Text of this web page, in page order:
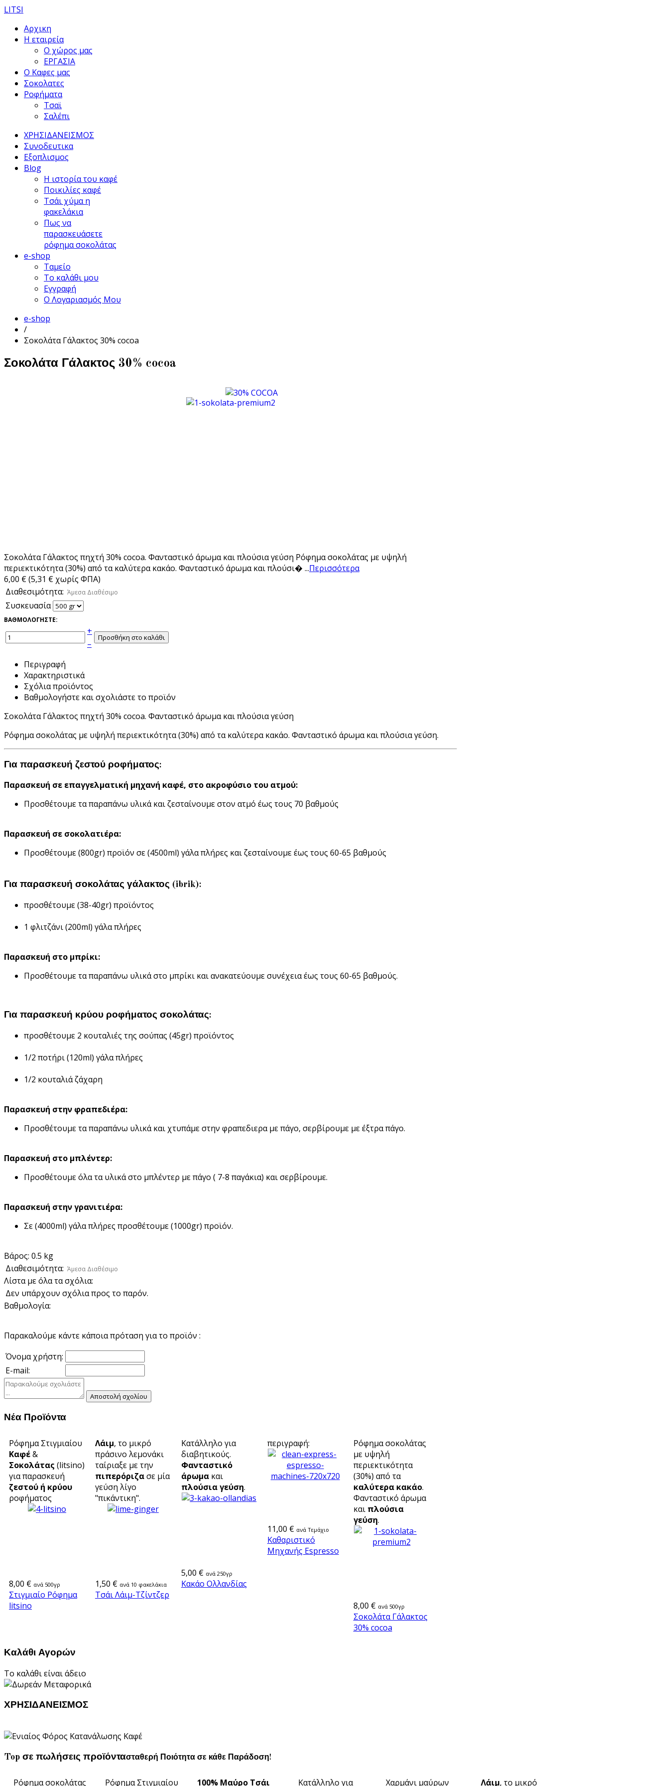
LITSI
Αρχικη
Η εταιρεία
Ο χώρος μας
ΕΡΓΑΣΙΑ
Ο Καφες μας
Σοκολατες
Ροφήματα
Τσαϊ
Σαλέπι
ΧΡΗΣΙΔΑΝΕΙΣΜΟΣ
Συνοδευτικα
Εξοπλισμος
Blog
Η ιστορία του καφέ
Ποικιλίες καφέ
Τσάι χύμα η
φακελάκια
Πως να
παρασκευάσετε
ρόφημα σοκολάτας
e-shop
Ταμείο
Το καλάθι μου
Εγγραφή
Ο Λογαριασμός Μου
e-shop
/
Σοκολάτα Γάλακτος 30% cocoa
Σοκολάτα Γάλακτος 30% cocoa
Σοκολάτα Γάλακτος πηχτή 30% cocoa. Φανταστικό άρωμα και πλούσια γεύση Ρόφημα σοκολάτας με υψηλή
περιεκτικότητα (30%) από τα καλύτερα κακάο. Φανταστικό άρωμα και πλούσι� ...Περισσότερα
6,00 € (5,31 € χωρίς ΦΠΑ)
Διαθεσιμότητα: Άμεσα Διαθέσιμο
Συσκευασία
ΒΑΘΜΟΛΟΓΗΣΤΕ:
+
–
Περιγραφή
Χαρακτηριστικά
Σχόλια προϊόντος
Βαθμολογήστε και σχολιάστε το προϊόν
Σοκολάτα Γάλακτος πηχτή 30% cocoa. Φανταστικό άρωμα και πλούσια γεύση
Ρόφημα σοκολάτας με υψηλή περιεκτικότητα (30%) από τα καλύτερα κακάο. Φανταστικό άρωμα και πλούσια γεύση.
Για παρασκευή ζεστού ροφήματος:
Παρασκευή σε επαγγελματική μηχανή καφέ, στο ακροφύσιο του ατμού:
Προσθέτουμε τα παραπάνω υλικά και ζεσταίνουμε στον ατμό έως τους 70 βαθμούς
Παρασκευή σε σοκολατιέρα:
Προσθέτουμε (800gr) προϊόν σε (4500ml) γάλα πλήρες και ζεσταίνουμε έως τους 60-65 βαθμούς
Για παρασκευή σοκολάτας γάλακτος (ibrik):
προσθέτουμε (38-40gr) προϊόντος
1 φλιτζάνι (200ml) γάλα πλήρες
Παρασκευή στο μπρίκι:
Προσθέτουμε τα παραπάνω υλικά στο μπρίκι και ανακατεύουμε συνέχεια έως τους 60-65 βαθμούς.
Για παρασκευή κρύου ροφήματος σοκολάτας:
προσθέτουμε 2 κουταλιές της σούπας (45gr) προϊόντος
1/2 ποτήρι (120ml) γάλα πλήρες
1/2 κουταλιά ζάχαρη
Παρασκευή στην φραπεδιέρα:
Προσθέτουμε τα παραπάνω υλικά και χτυπάμε στην φραπεδιερα με πάγο, σερβίρουμε με έξτρα πάγο.
Παρασκευή στο μπλέντερ:
Προσθέτουμε όλα τα υλικά στο μπλέντερ με πάγο ( 7-8 παγάκια) και σερβίρουμε.
Παρασκευή στην γρανιτιέρα:
Σε (4000ml) γάλα πλήρες προσθέτουμε (1000gr) προϊόν.
Βάρος: 0.5 kg
Διαθεσιμότητα: Άμεσα Διαθέσιμο
Λίστα με όλα τα σχόλια:
Δεν υπάρχουν σχόλια προς το παρόν.
Βαθμολογία:
Παρακαλούμε κάντε κάποια πρόταση για το προϊόν :
Όνομα χρήστη:
E-mail:
Νέα Προϊόντα
Ρόφημα Στιγμιαίου
Καφέ&
Σοκολάτας (litsino)
για παρασκευή
ζεστού ή κρύου
ροφήματος
8,00 € ανά 500γρ
Στιγμιαίο Ρόφημα
litsino
Λάιμ, το μικρό
πράσινο λεμονάκι
ταίριαξε με την
πιπερόριζασε μία
γεύση λίγο
"πικάντικη".
1,50 € ανά 10 φακελάκια
Τσάι Λάιμ-Τζίντζερ
Κατάλληλο για
διαβητικούς.
Φανταστικό
άρωμακαι
πλούσια γεύση.
5,00 € ανά 250γρ
Κακάο Ολλανδίας
περιγραφή:
11,00 € ανά Τεμάχιο
Καθαριστικό
Μηχανής Espresso
Ρόφημα σοκολάτας
με υψηλή
περιεκτικότητα
(30%) από τα
καλύτερα κακάο.
Φανταστικό άρωμα
και πλούσια
γεύση.
8,00 € ανά 500γρ
Σοκολάτα Γάλακτος
30% cocoa
Καλάθι Αγορών
Το καλάθι είναι άδειο
ΧΡΗΣΙΔΑΝΕΙΣΜΟΣ
Top σε πωλήσεις προϊόντασταθερή Ποιότητα σε κάθε Παράδοση!
Ρόφημα σοκολάτας Ρόφημα Στιγμιαίου 100% Μαύρο Τσάι Κατάλληλο για Χαρμάνι μαύρων Λάιμ, το μικρό